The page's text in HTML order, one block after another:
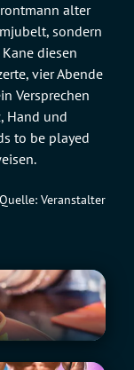
alter
sondern
diesen
vier Abende
Versprechen
Hand und
to be played
Quelle: Veranstalter